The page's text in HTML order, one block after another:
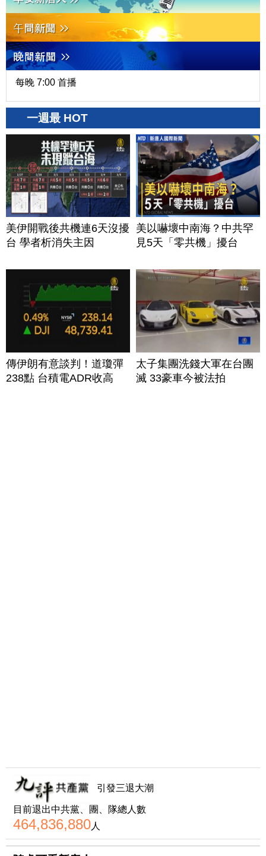
每晚 7:00 首播
一週最 HOT
美伊開戰後共機連6天沒擾
台 學者析消失主因
美以嚇壞中南海？中共罕
見5天「零共機」擾台
傳伊朗有意談判！道瓊彈
238點 台積電ADR收高
太子集團洗錢大軍在台團
滅 33豪車今被法拍
引發三退大潮
目前退出中共黨、團、隊總人數
464,836,880人